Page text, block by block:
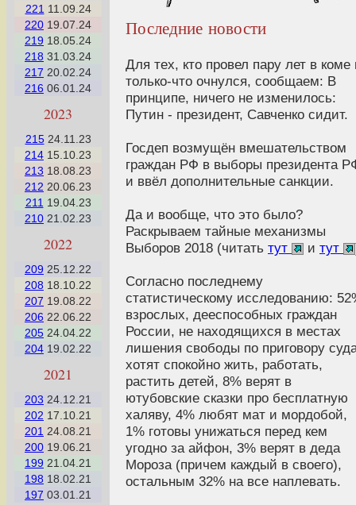
221 11.09.24
220 19.07.24
219 18.05.24
218 31.03.24
217 20.02.24
216 06.01.24
2023
21524.11.23
214 15.10.23
213 18.08.23
212 20.06.23
211 19.04.23
210 21.02.23
2022
209 25.12.22
208 18.10.22
207 19.08.22
206 22.06.22
205 24.04.22
204 19.02.22
2021
203 24.12.21
202 17.10.21
201 24.08.21
200 19.06.21
199 21.04.21
198 18.02.21
197 03.01.21
Последние новости
Для тех, кто провел пару лет в коме
только-что очнулся, сообщаем: В
принципе, ничего не изменилось:
Путин - президент, Савченко сидит.
Госдеп возмущён вмешательством
граждан РФ в выборы президента
и ввёл дополнительные санкции.
Да и вообще, что это было?
Раскрываем тайные механизмы
Выборов 2018 (читать тут и тут
Согласно последнему
статистическому исследованию:
взрослых, дееспособных граждан
России, не находящихся в местах
лишения свободы по приговору
хотят спокойно жить, работать,
растить детей, 8% верят в
ютубовские сказки про бесплатную
халяву, 4% любят мат и мордобой,
1% готовы унижаться перед кем
угодно за айфон, 3% верят в деда
Мороза (причем каждый в своего),
остальным 32% на все наплевать.